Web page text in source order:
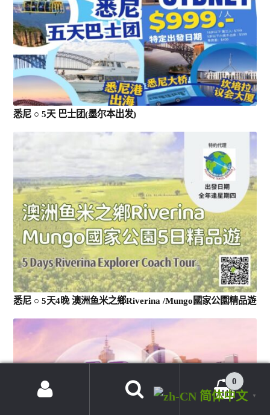
悉尼 ○ 5天 巴士团(墨尔本出发)
悉尼 ○ 5天4晚 澳洲鱼米之鄉Riverina /Mungo國家公園精品遊
0
简体中文 ▼